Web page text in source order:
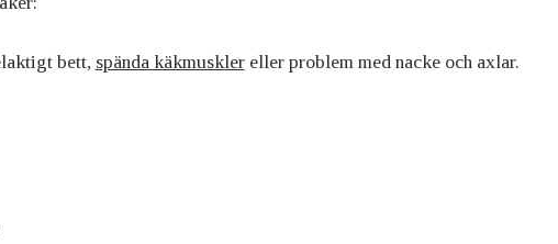
bett, spända käkmusklereller problem med nacke och axlar.